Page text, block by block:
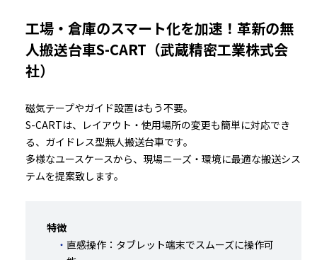
工場・倉庫のスマート化を加速！革新の無
人搬送台車S-CART（武蔵精密工業株式会
社）
磁気テープやガイド設置はもう不要。
S-CARTは、レイアウト・使用場所の変更も簡単に対応でき
る、ガイドレス型無人搬送台車です。
多様なユースケースから、現場ニーズ・環境に最適な搬送シス
テムを提案致します。
特徴
直感操作：タブレット端末でスムーズに操作可